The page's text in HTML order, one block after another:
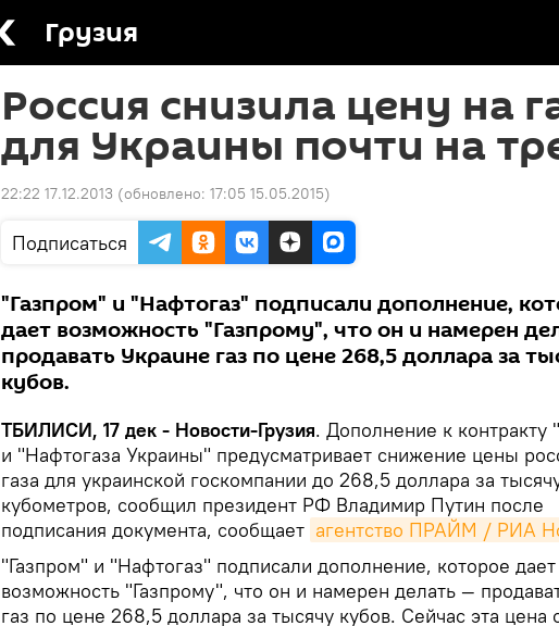
Грузия
Россия снизила цену на
для Украины почти на
22:22 17.12.2013 (обновлено: 17:05 15.05.2015)
Подписаться
"Газпром" и "Нафтогаз" подписали дополнение,
дает возможность "Газпрому", что он и намерен
продавать Украине газ по цене 268,5 доллара за
кубов.
ТБИЛИСИ, 17 дек - Новости-Грузия. Дополнение к контракту
и "Нафтогаза Украины" предусматривает снижение цены
газа для украинской госкомпании до 268,5 доллара за
кубометров, сообщил президент РФ Владимир Путин после
подписания документа, сообщает агентство ПРАЙМ / РИА
"Газпром" и "Нафтогаз" подписали дополнение, которое дает
возможность "Газпрому", что он и намерен делать —
газ по цене 268,5 доллара за тысячу кубов. Сейчас эта цена